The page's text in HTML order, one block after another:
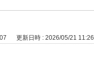
更新日時 : 2026/05/21 11:26